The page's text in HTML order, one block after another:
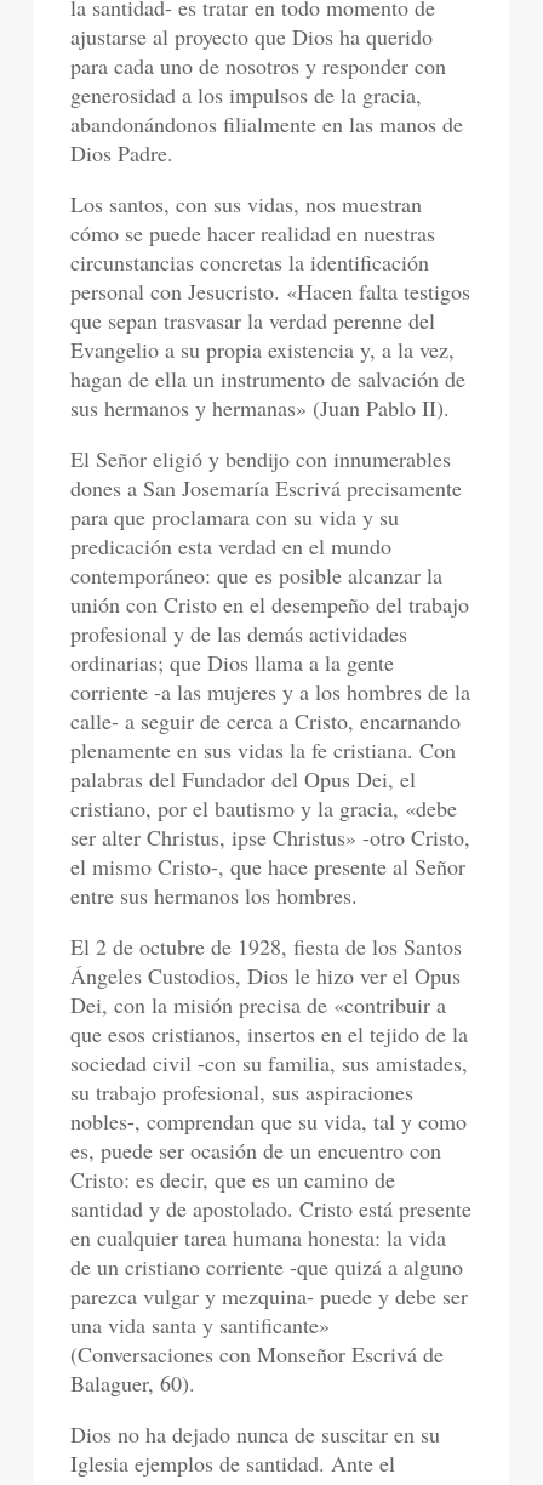
la santidad- es tratar en todo momento de
ajustarse al proyecto que Dios ha querido
para cada uno de nosotros y responder con
generosidad a los impulsos de la gracia,
abandonándonos filialmente en las manos de
Dios Padre.
Los santos, con sus vidas, nos muestran
cómo se puede hacer realidad en nuestras
circunstancias concretas la identificación
personal con Jesucristo. «Hacen falta testigos
que sepan trasvasar la verdad perenne del
Evangelio a su propia existencia y, a la vez,
hagan de ella un instrumento de salvación de
sus hermanos y hermanas» (Juan Pablo II).
El Señor eligió y bendijo con innumerables
dones a San Josemaría Escrivá precisamente
para que proclamara con su vida y su
predicación esta verdad en el mundo
contemporáneo: que es posible alcanzar la
unión con Cristo en el desempeño del trabajo
profesional y de las demás actividades
ordinarias; que Dios llama a la gente
corriente -a las mujeres y a los hombres de la
calle- a seguir de cerca a Cristo, encarnando
plenamente en sus vidas la fe cristiana. Con
palabras del Fundador del Opus Dei, el
cristiano, por el bautismo y la gracia, «debe
ser alter Christus, ipse Christus» -otro Cristo,
el mismo Cristo-, que hace presente al Señor
entre sus hermanos los hombres.
El 2 de octubre de 1928, fiesta de los Santos
Ángeles Custodios, Dios le hizo ver el Opus
Dei, con la misión precisa de «contribuir a
que esos cristianos, insertos en el tejido de la
sociedad civil -con su familia, sus amistades,
su trabajo profesional, sus aspiraciones
nobles-, comprendan que su vida, tal y como
es, puede ser ocasión de un encuentro con
Cristo: es decir, que es un camino de
santidad y de apostolado. Cristo está presente
en cualquier tarea humana honesta: la vida
de un cristiano corriente -que quizá a alguno
parezca vulgar y mezquina- puede y debe ser
una vida santa y santificante»
(Conversaciones con Monseñor Escrivá de
Balaguer, 60).
Dios no ha dejado nunca de suscitar en su
Iglesia ejemplos de santidad. Ante el